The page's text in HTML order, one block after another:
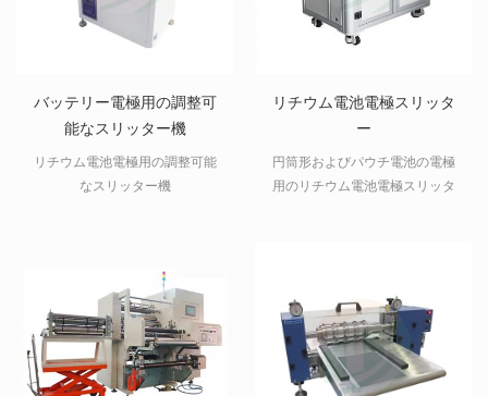
バッテリー電極用の調整可
能なスリッター機
リチウム電池電極用の調整可能
なスリッター機
リチウム電池電極スリッタ
ー
円筒形およびパウチ電池の電極
用のリチウム電池電極スリッタ